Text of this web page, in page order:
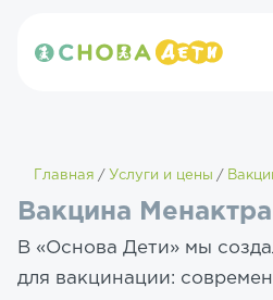
Главная Услуги и цены
Вакцина Менактра
В «Основа Дети» мы
для вакцинации: